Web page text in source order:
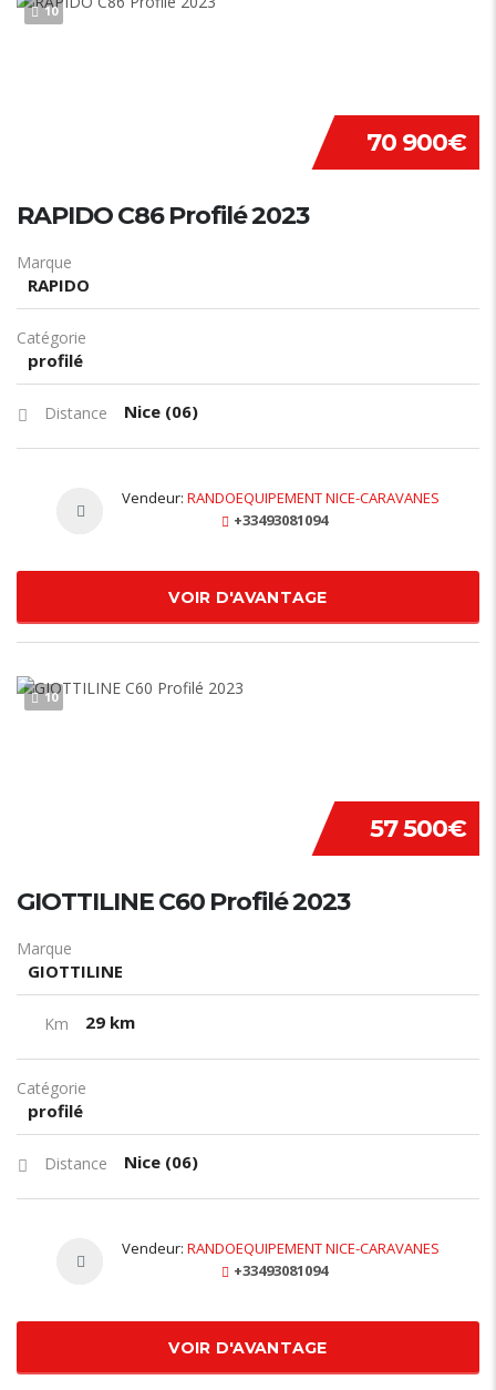
10
70 900€
RAPIDO C86 Profilé 2023
Marque
RAPIDO
Catégorie
profilé
Distance Nice (06)
Vendeur: RANDOEQUIPEMENT NICE-CARAVANES
+33493081094
VOIR D'AVANTAGE
10
57 500€
GIOTTILINE C60 Profilé 2023
Marque
GIOTTILINE
Km 29 km
Catégorie
profilé
Distance Nice (06)
Vendeur: RANDOEQUIPEMENT NICE-CARAVANES
+33493081094
VOIR D'AVANTAGE